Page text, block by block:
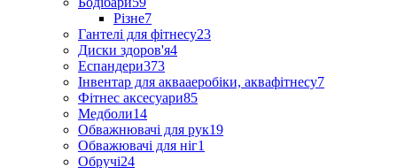
Різне7
Гантелі для фітнесу23
Диски здоров'я4
Еспандери373
Інвентар для аквааеробіки, аквафітнесу7
Фітнес аксесуари85
Медболи14
Обважнювачі для рук19
Обважювачі для ніг1
Обручі24